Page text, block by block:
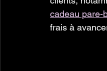
cadeau pare-
frais à